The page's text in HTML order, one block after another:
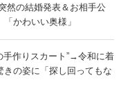
然の結婚発表＆お相手公
かわいい奥様」
手作りスカート”→令和に着
の姿に「探し回ってもな